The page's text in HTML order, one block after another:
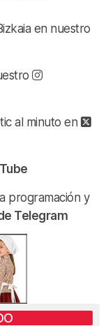
en nuestro
al minuto en
programación y
Telegram